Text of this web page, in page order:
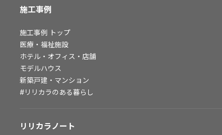
スペースソリューション事業
ファシリティソリューション事業
不動産投資開発事業
会社情報
採用情報
施工事例
施工事例 トップ
医療・福祉施設
ホテル・オフィス・店舗
モデルハウス
新築戸建・マンション
#リリカラのある暮らし
リリカラノート